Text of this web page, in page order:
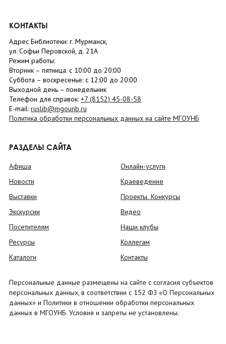
КОНТАКТЫ
Адрес Библиотеки: г. Мурманск,
ул. Софьи Перовской, д. 21А
Режим работы:
Вторник – пятница: с 10:00 до 20:00
Суббота – воскресенье: c 12:00 до 20:00
Выходной день – понедельник
Телефон для справок: +7 (8152) 45-08-58
E-mail: ruslib@mgounb.ru
Политика обработки персональных данных на сайте МГОУНБ
РАЗДЕЛЫ САЙТА
Афиша
Новости
Выставки
Экскурсии
Посетителям
Ресурсы
Каталоги
Онлайн-услуги
Краеведение
Проекты. Конкурсы
Видео
Наши клубы
Коллегам
Контакты
Персональные данные размещены на сайте с согласия субъектов
персональных данных, в соответствии с 152 ФЗ «О Персональных
данных» и Политики в отношении обработки персональных
данных в МГОУНБ. Условия и запреты не установлены.